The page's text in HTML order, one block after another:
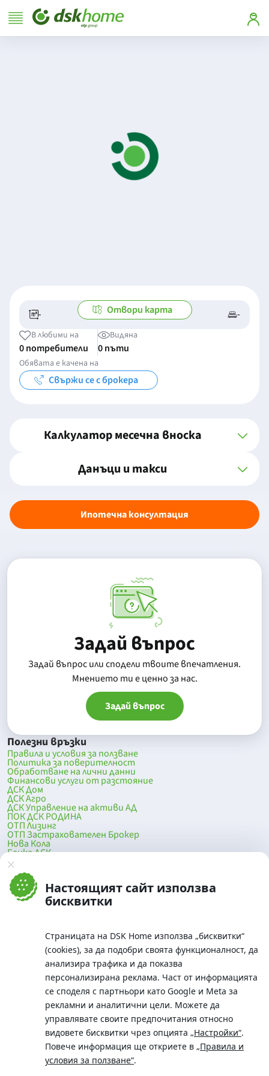
Настоящият сайт използва
бисквитки
Страницата на DSK Home използва „бисквитки“
(cookies), за да подобри своята функционалност, да
анализира трафика и да показва
персонализирана реклама. Част от информацията
се споделя с партньори като Google и Meta за
рекламни и аналитични цели. Можете да
управлявате своите предпочитания относно
видовете бисквитки чрез опцията „Настройки“.
Повече информация ще откриете в „Правила и
условия за ползване“.
- -/- -
Отвори карта
В любими на
0 потребители
Видяна
0 пъти
Обявата е качена на
Свържи се с брокера
Калкулатор месечна вноска
Данъци и такси
Ипотечна консултация
Задай въпрос
Задай въпрос или сподели твоите впечатления.
Mнението ти е ценно за нас.
Задай въпрос
Полезни връзки
Правила и условия за ползване
Политика за поверителност
Обработване на лични данни
Финансови услуги от разстояние
ДСК Дом
ДСК Агро
ДСК Управление на активи АД
ПОК ДСК РОДИНА
ОТП Лизинг
ОТП Застрахователен Брокер
Нова Кола
Банка ДСК
DSK Mobile
Оферти за продажба от Банка ДСК
Клонова мрежа и банкомати
До началото на страницата
Телефон:
0700 10 375 / *2375
Московска No.19 / ул. Г. Бенковски No. 5, София 1036
SWIFT/BIC: